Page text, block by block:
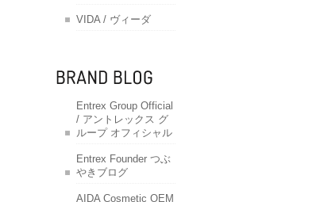
VIDA / ヴィーダ
Entrex Group Official
/ アントレックス グ
ループ オフィシャル
Entrex Founder つぶ
やきブログ
AIDA Cosmetic OEM